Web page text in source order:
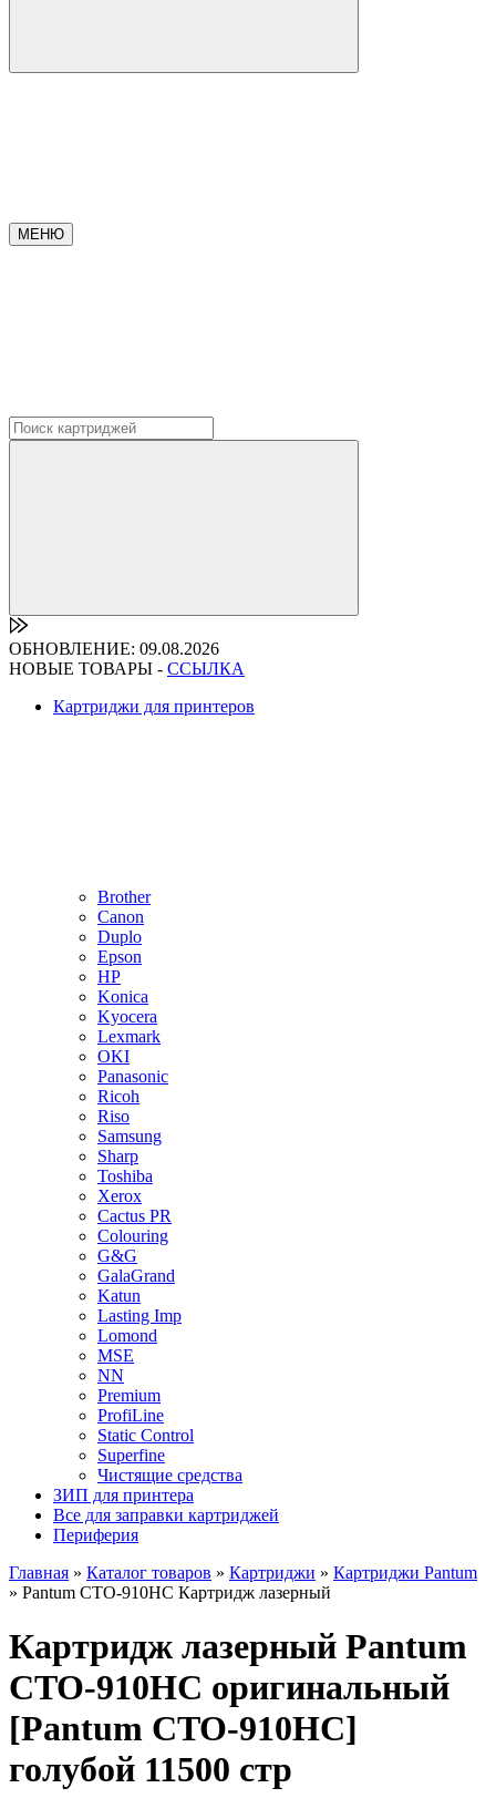
МЕНЮ
ОБНОВЛЕНИЕ: 09.08.2026
НОВЫЕ ТОВАРЫ - ССЫЛКА
Картриджи для принтеров
Brother
Canon
Duplo
Epson
HP
Konica
Kyocera
Lexmark
OKI
Panasonic
Ricoh
Riso
Samsung
Sharp
Toshiba
Xerox
Cactus PR
Colouring
G&G
GalaGrand
Katun
Lasting Imp
Lomond
MSE
NN
Premium
ProfiLine
Static Control
Superfine
Чистящие средства
ЗИП для принтера
Все для заправки картриджей
Периферия
Главная » Каталог товаров » Картриджи » Картриджи Pantum
» Pantum CTO-910HC Картридж лазерный
Картридж лазерный Pantum
CTO-910HC оригинальный
[Pantum CTO-910HC]
голубой 11500 стр